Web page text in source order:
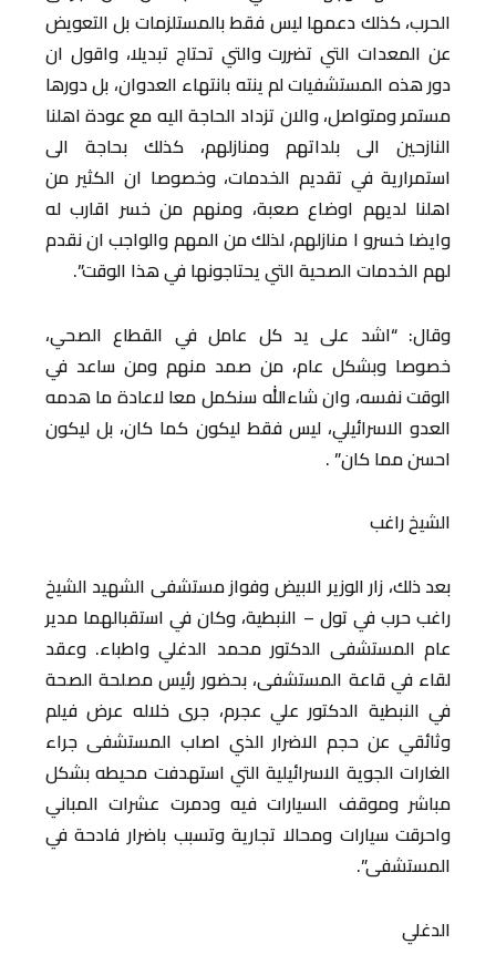
الحرب، كذلك دعمها ليس فقط بالمستلزمات بل التعويض
عن المعدات التي تضررت والتي تحتاج تبديلا، واقول ان
دور هذه المستشفيات لم ينته بانتهاء العدوان، بل دورها
مستمر ومتواصل، والان تزداد الحاجة اليه مع عودة اهلنا
النازحين الى بلداتهم ومنازلهم، كذلك بحاجة الى
استمرارية في تقديم الخدمات، وخصوصا ان الكثير من
اهلنا لديهم اوضاع صعبة، ومنهم من خسر اقارب له
وايضا خسرو ا منازلهم، لذلك من المهم والواجب ان نقدم
لهم الخدمات الصحية التي يحتاجونها في هذا الوقت”.
وقال: “اشد على يد كل عامل في القطاع الصحي،
خصوصا وبشكل عام، من صمد منهم ومن ساعد في
الوقت نفسه، وان شاءالله سنكمل معا لاعادة ما هدمه
العدو الاسرائيلي، ليس فقط ليكون كما كان، بل ليكون
احسن مما كان” .
الشيخ راغب
بعد ذلك، زار الوزير الابيض وفواز مستشفى الشهيد الشيخ
راغب حرب في تول – النبطية، وكان في استقبالهما مدير
عام المستشفى الدكتور محمد الدغلي واطباء. وعقد
لقاء في قاعة المستشفى، بحضور رئيس مصلحة الصحة
في النبطية الدكتور علي عجرم، جرى خلاله عرض فيلم
وثائقي عن حجم الاضرار الذي اصاب المستشفى جراء
الغارات الجوية الاسرائيلية التي استهدفت محيطه بشكل
مباشر وموقف السيارات فيه ودمرت عشرات المباني
واحرقت سيارات ومحالا تجارية وتسبب باضرار فادحة في
المستشفى”.
الدغلي